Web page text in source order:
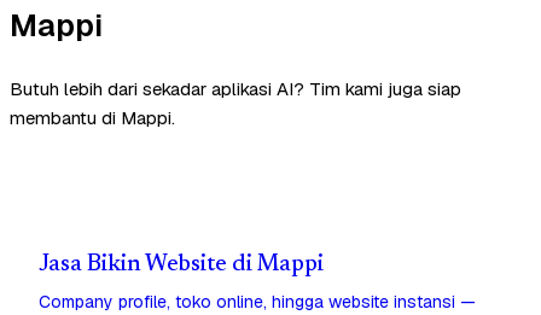
Mappi
Butuh lebih dari sekadar aplikasi AI? Tim kami juga siap
membantu di Mappi.
Jasa Bikin Website di Mappi
Company profile, toko online, hingga website instansi —